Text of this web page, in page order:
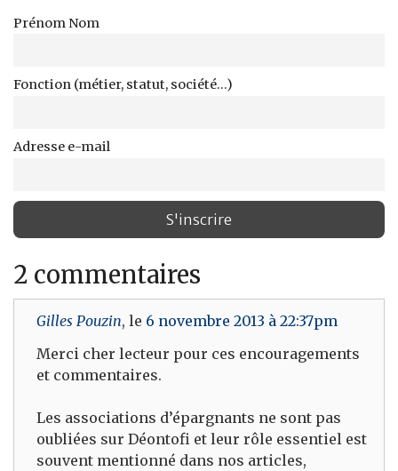
Prénom Nom
Fonction (métier, statut, société...)
Adresse e-mail
2 commentaires
Gilles Pouzin, le 6 novembre 2013 à 22:37pm
Merci cher lecteur pour ces encouragements
et commentaires.
Les associations d’épargnants ne sont pas
oubliées sur Déontofi et leur rôle essentiel est
souvent mentionné dans nos articles,